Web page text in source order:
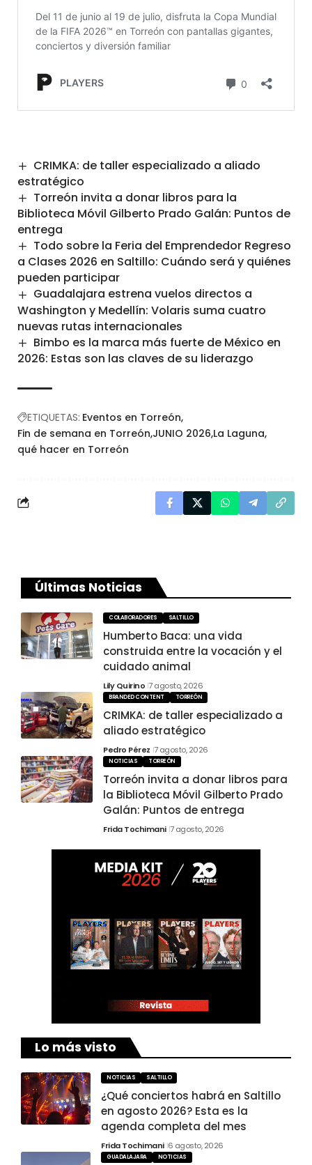
CRIMKA: de taller especializado a aliado
estratégico
Torreón invita a donar libros para la
Biblioteca Móvil Gilberto Prado Galán: Puntos de
entrega
Todo sobre la Feria del Emprendedor Regreso
a Clases 2026 en Saltillo: Cuándo será y quiénes
pueden participar
Guadalajara estrena vuelos directos a
Washington y Medellín: Volaris suma cuatro
nuevas rutas internacionales
Bimbo es la marca más fuerte de México en
2026: Estas son las claves de su liderazgo
ETIQUETAS: Eventos en Torreón
Fin de semana en Torreón JUNIO 2026 La Laguna
qué hacer en Torreón
Últimas Noticias
COLABORADORES SALTILLO
Humberto Baca: una vida
construida entre la vocación y el
cuidado animal
Lily Quirino 7 agosto, 2026
BRANDED CONTENT TORREÓN
CRIMKA: de taller especializado a
aliado estratégico
Pedro Pérez 7 agosto, 2026
NOTICIAS TORREÓN
Torreón invita a donar libros para
la Biblioteca Móvil Gilberto Prado
Galán: Puntos de entrega
Frida Tochimani 7 agosto, 2026
Lo más visto
NOTICIAS SALTILLO
¿Qué conciertos habrá en Saltillo
en agosto 2026? Esta es la
agenda completa del mes
Frida Tochimani 6 agosto, 2026
GUADALAJARA NOTICIAS